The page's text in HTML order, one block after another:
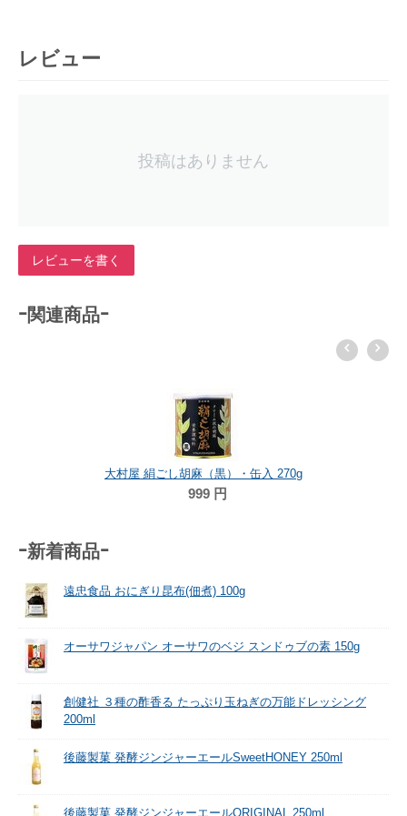
レビュー
投稿はありません
レビューを書く
-関連商品-
大村屋 絹ごし胡麻（黒）・缶入 270g
999 円
-新着商品-
遠忠食品 おにぎり昆布(佃煮) 100g
オーサワジャパン オーサワのベジ スンドゥブの素 150g
創健社 ３種の酢香る たっぷり玉ねぎの万能ドレッシング
200ml
後藤製菓 発酵ジンジャーエールSweetHONEY 250ml
後藤製菓 発酵ジンジャーエールORIGINAL 250ml